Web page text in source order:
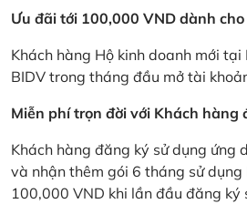
Ưu đãi tới 100,000 VND dành
Khách hàng Hộ kinh doanh mới
BIDV trong tháng đầu mở tài
Miễn phí trọn đời với Khách
Khách hàng đăng ký sử dụng
và nhận thêm gói 6 tháng sử dụng
100,000 VND khi lần đầu đăng